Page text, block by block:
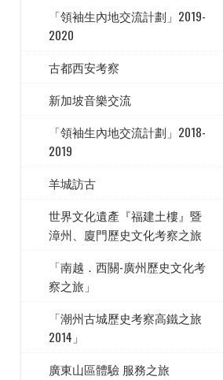
「領袖生內地交流計劃」2019-
2020
古都西安考察
新加坡音樂交流
「領袖生內地交流計劃」2018-
2019
羊城訪古
世界文化遺產『福建土樓』暨
漳州、廈門歷史文化考察之旅
「南越．西關-廣州歷史文化考
察之旅」
「潮州古城歷史考察高鐵之旅
2014」
廣東山區體驗 服務之旅